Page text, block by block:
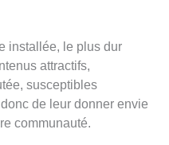
installée, le plus dur
attractifs,
susceptibles
de leur donner envie
communauté.